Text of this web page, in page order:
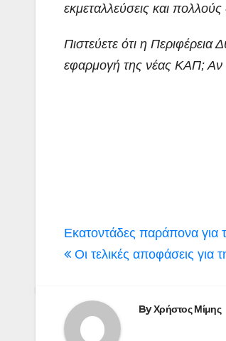
εκμεταλλεύσεις και
Πιστεύετε ότι η Περιφέρεια
εφαρμογή της νέας ΚΑΠ; Αν
Πλοήγηση
άρθρων
Εκατοντάδες παράπονα για
Οι τελικές αποφάσεις
ByΧρήστος Μίμης